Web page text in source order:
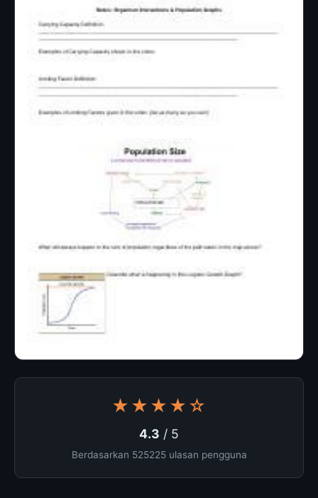
★★★★☆
4.3 / 5
Berdasarkan 525225 ulasan pengguna